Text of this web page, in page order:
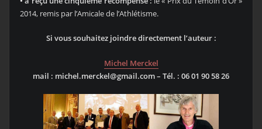
2014, remis par l’Amicale de l’Athlétisme.
Si vous souhaitez joindre directement l’auteur :
Michel Merckel
mail : michel.merckel@gmail.com – Tél. : 06 01 90 58 26